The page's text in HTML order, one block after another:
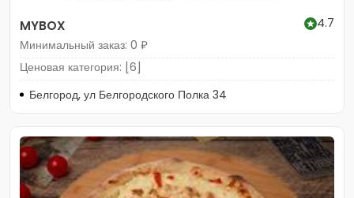
MYBOX
4.7
Минимальный заказ: 0 ₽
Ценовая категория: [6]
Белгород, ул Белгородского Полка 34